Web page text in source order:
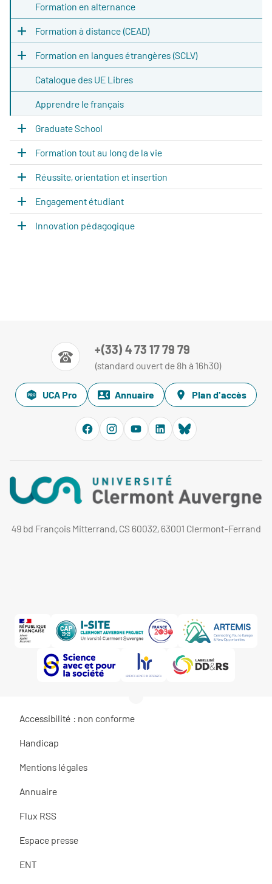
Formation en alternance
Formation à distance (CEAD)
Formation en langues étrangères (SCLV)
Catalogue des UE Libres
Apprendre le français
Graduate School
Formation tout au long de la vie
Réussite, orientation et insertion
Engagement étudiant
Innovation pédagogique
+(33) 4 73 17 79 79
(standard ouvert de 8h à 16h30)
UCA Pro Annuaire Plan d'accès
49 bd François Mitterrand, CS 60032, 63001 Clermont-Ferrand
Accessibilité : non conforme
Handicap
Mentions légales
Annuaire
Flux RSS
Espace presse
ENT